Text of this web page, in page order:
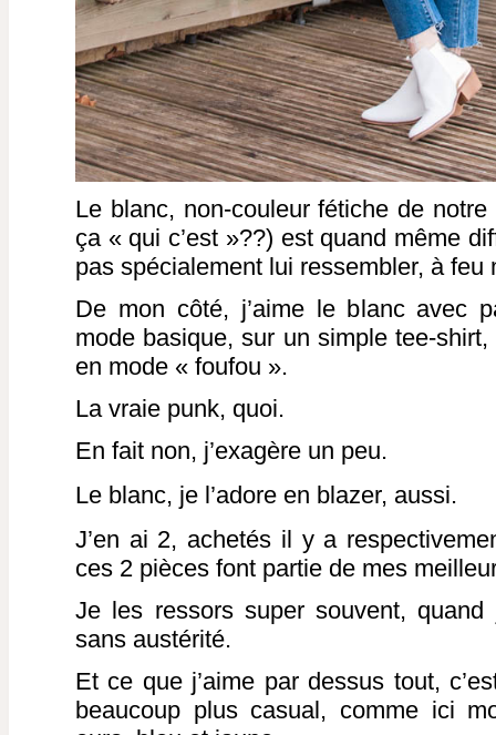
Le blanc, non-couleur fétiche de
ça « qui c’est »??) est quand même
pas spécialement lui ressembler, à feu
De mon côté, j’aime le blanc avec
mode basique, sur un simple tee-
en mode « foufou ».
La vraie punk, quoi.
En fait non, j’exagère un peu.
Le blanc, je l’adore en blazer, aussi.
J’en ai 2, achetés il y a
ces 2 pièces font partie de mes
Je les ressors super souvent, quand
sans austérité.
Et ce que j’aime par dessus tout,
beaucoup plus casual, comme ici